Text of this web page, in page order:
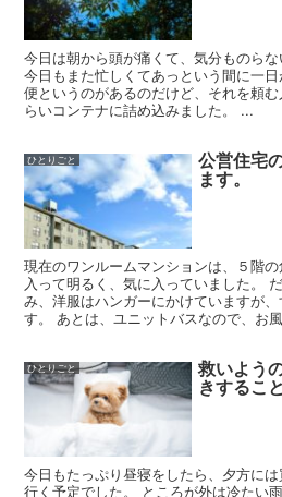
今日は朝から頭が痛くて、気分ものらな
今日もまた忙しくてあっという間に一
便というのがあるのだけど、それを頼
らいコンテナに詰め込みました。 ...
ひとりごと 公営住宅
ます。
現在のワンルームマンションは、５階
入って明るく、気に入っていました。
み、洋服はハンガーにかけていますが
す。 あとは、ユニットバスなので、お
ひとりごと 救いよう
きするこ
今日もたっぷり昼寝をしたら、夕方に
行く予定でした。 ところが外は冷たい